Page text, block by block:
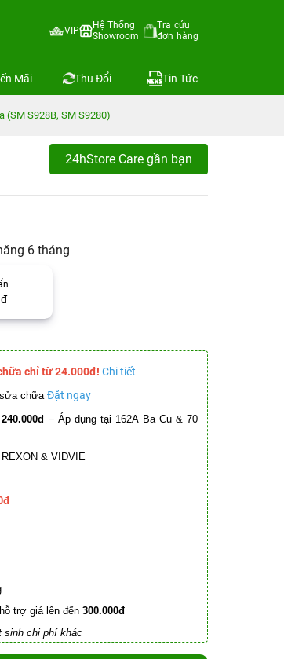
VIP
Hệ Thống
Showroom
Tra cứu
đơn hàng
Mãi Thu Đổi Tin Tức
(SM S928B, SM S9280)
24hStore Care gần bạn
6 tháng
chỉ từ 24.000đ! Chi tiết
chữa Đặt ngay
240.000đ – Áp dụng tại 162A Ba Cu & 70
& VIDVIE
trợ giá lên đến 300.000đ
sinh chi phí khác